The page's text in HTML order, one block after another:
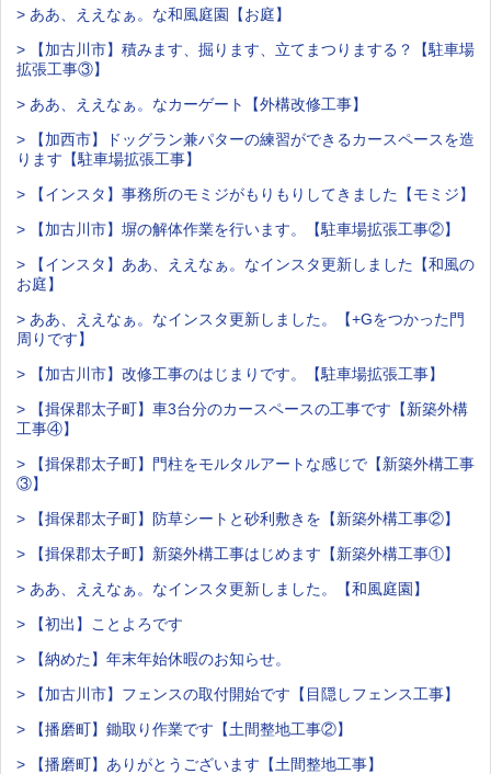
> ああ、ええなぁ。な和風庭園【お庭】
> 【加古川市】積みます、掘ります、立てまつりまする？【駐車場
拡張工事③】
> ああ、ええなぁ。なカーゲート【外構改修工事】
> 【加西市】ドッグラン兼パターの練習ができるカースペースを造
ります【駐車場拡張工事】
> 【インスタ】事務所のモミジがもりもりしてきました【モミジ】
> 【加古川市】塀の解体作業を行います。【駐車場拡張工事②】
> 【インスタ】ああ、ええなぁ。なインスタ更新しました【和風の
お庭】
> ああ、ええなぁ。なインスタ更新しました。【+Gをつかった門
周りです】
> 【加古川市】改修工事のはじまりです。【駐車場拡張工事】
> 【揖保郡太子町】車3台分のカースペースの工事です【新築外構
工事④】
> 【揖保郡太子町】門柱をモルタルアートな感じで【新築外構工事
③】
> 【揖保郡太子町】防草シートと砂利敷きを【新築外構工事②】
> 【揖保郡太子町】新築外構工事はじめます【新築外構工事①】
> ああ、ええなぁ。なインスタ更新しました。【和風庭園】
> 【初出】ことよろです
> 【納めた】年末年始休暇のお知らせ。
> 【加古川市】フェンスの取付開始です【目隠しフェンス工事】
> 【播磨町】鋤取り作業です【土間整地工事②】
> 【播磨町】ありがとうございます【土間整地工事】